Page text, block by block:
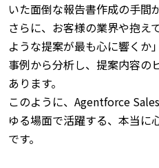
いた面倒な報告書作成の手間
さらに、お客様の業界や抱え
ような提案が最も心に響くか
事例から分析し、提案内容の
あります。
このように、Agentforce
ゆる場面で活躍する、本当に
です。